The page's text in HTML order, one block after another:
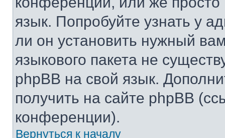
язык. Попробуйте узнать у
ли он установить нужный
языкового пакета не
phpBB на свой язык.
получить на сайте phpBB
конференции).
Вернуться к началу